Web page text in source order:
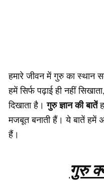
हमारे जीवन में गुरु का स्थान
हमें सिर्फ पढ़ाई ही नहीं
दिखाता है।गुरु ज्ञान की बातें
मजबूत बनाती हैं। ये बातें
हैं।
गुरु